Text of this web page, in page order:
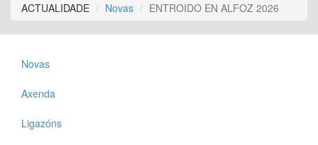
ACTUALIDADE Novas ENTROIDO EN ALFOZ 2026
Novas
Axenda
Ligazóns